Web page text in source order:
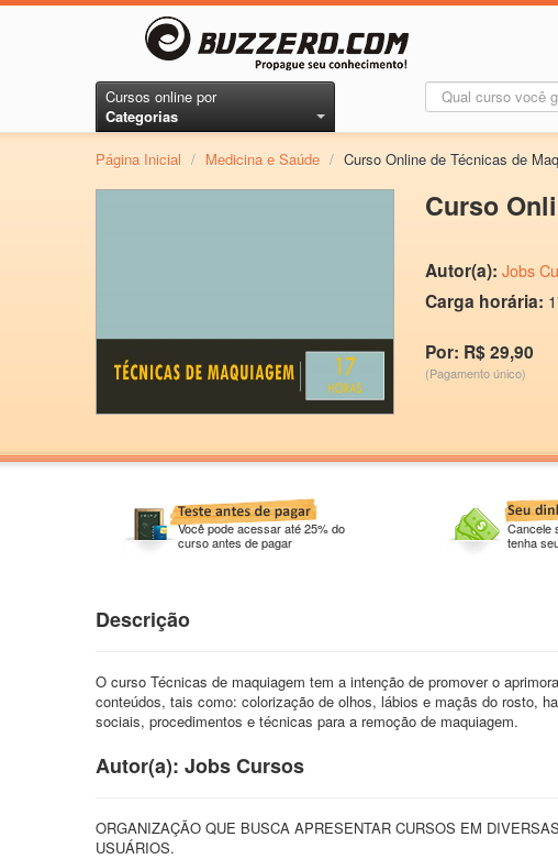
Cursos online por
Categorias
Página Inicial / Medicina e Saúde / Curso Online de Técnicas de
Curso
Autor(a): Jobs
Carga horária:
Por: R$ 29,90
(Pagamento único)
Você pode acessar até 25% do
curso antes de pagar
Cancele
tenha
Descrição
O curso Técnicas de maquiagem tem a intenção de promover o
conteúdos, tais como: colorização de olhos, lábios e maçãs do rosto,
sociais, procedimentos e técnicas para a remoção de maquiagem.
Autor(a): Jobs Cursos
ORGANIZAÇÃO QUE BUSCA APRESENTAR CURSOS EM
USUÁRIOS.